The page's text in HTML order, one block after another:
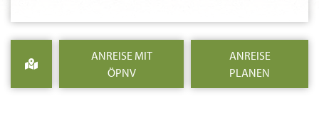
ANREISE MIT
ÖPNV
ANREISE
PLANEN